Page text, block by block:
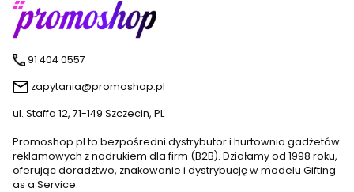
91 404 0557
zapytania@promoshop.pl
ul. Staffa 12, 71-149 Szczecin, PL
Promoshop.pl to bezpośredni dystrybutor i hurtownia gadżetów
reklamowych z nadrukiem dla firm (B2B). Działamy od 1998 roku,
oferując doradztwo, znakowanie i dystrybucję w modelu Gifting
as a Service.